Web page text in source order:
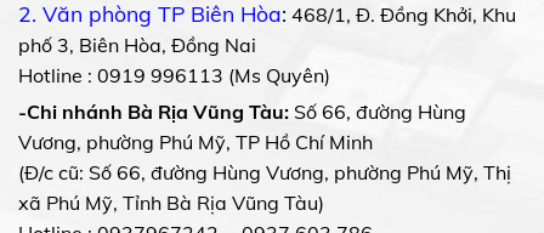
2. Văn phòng TP Biên Hòa: 468/1, Đ. Đồng Khởi, Khu
phố 3, Biên Hòa, Đồng Nai
Hotline : 0919 996113 (Ms Quyên)
-Chi nhánh Bà Rịa Vũng Tàu: Số 66, đường Hùng
Vương, phường Phú Mỹ, TP Hồ Chí Minh
(Đ/c cũ: Số 66, đường Hùng Vương, phường Phú Mỹ, Thị
xã Phú Mỹ, Tỉnh Bà Rịa Vũng Tàu)